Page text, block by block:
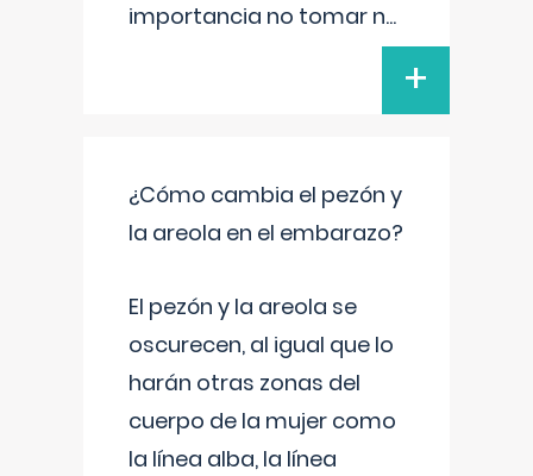
importancia no tomar n...
+
¿Cómo cambia el pezón y
la areola en el embarazo?
El pezón y la areola se
oscurecen, al igual que lo
harán otras zonas del
cuerpo de la mujer como
la línea alba, la línea